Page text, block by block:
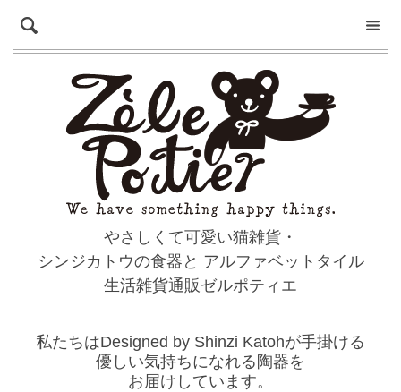
やさしくて可愛い猫雑貨・
シンジカトウの食器と アルファベットタイル
生活雑貨通販ゼルポティエ
私たちはDesigned by Shinzi Katohが手掛ける
優しい気持ちになれる陶器を
お届けしています。